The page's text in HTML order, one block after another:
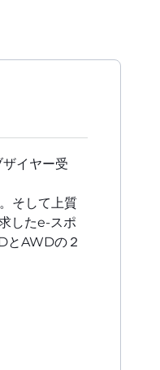
イヤー受
そして上質
したe-スポ
とAWDの２